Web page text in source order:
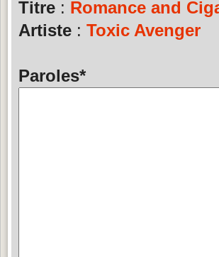
Titre : Romance and
Artiste : Toxic Avenger
Paroles*